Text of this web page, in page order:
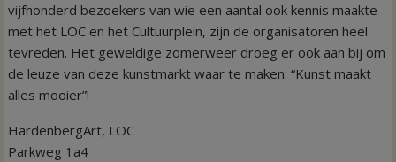
vijfhonderd bezoekers van wie een aantal ook kennis maakte
met het LOC en het Cultuurplein, zijn de organisatoren heel
tevreden. Het geweldige zomerweer droeg er ook aan bij om
de leuze van deze kunstmarkt waar te maken: “Kunst maakt
alles mooier”!
HardenbergArt, LOC
Parkweg 1a4